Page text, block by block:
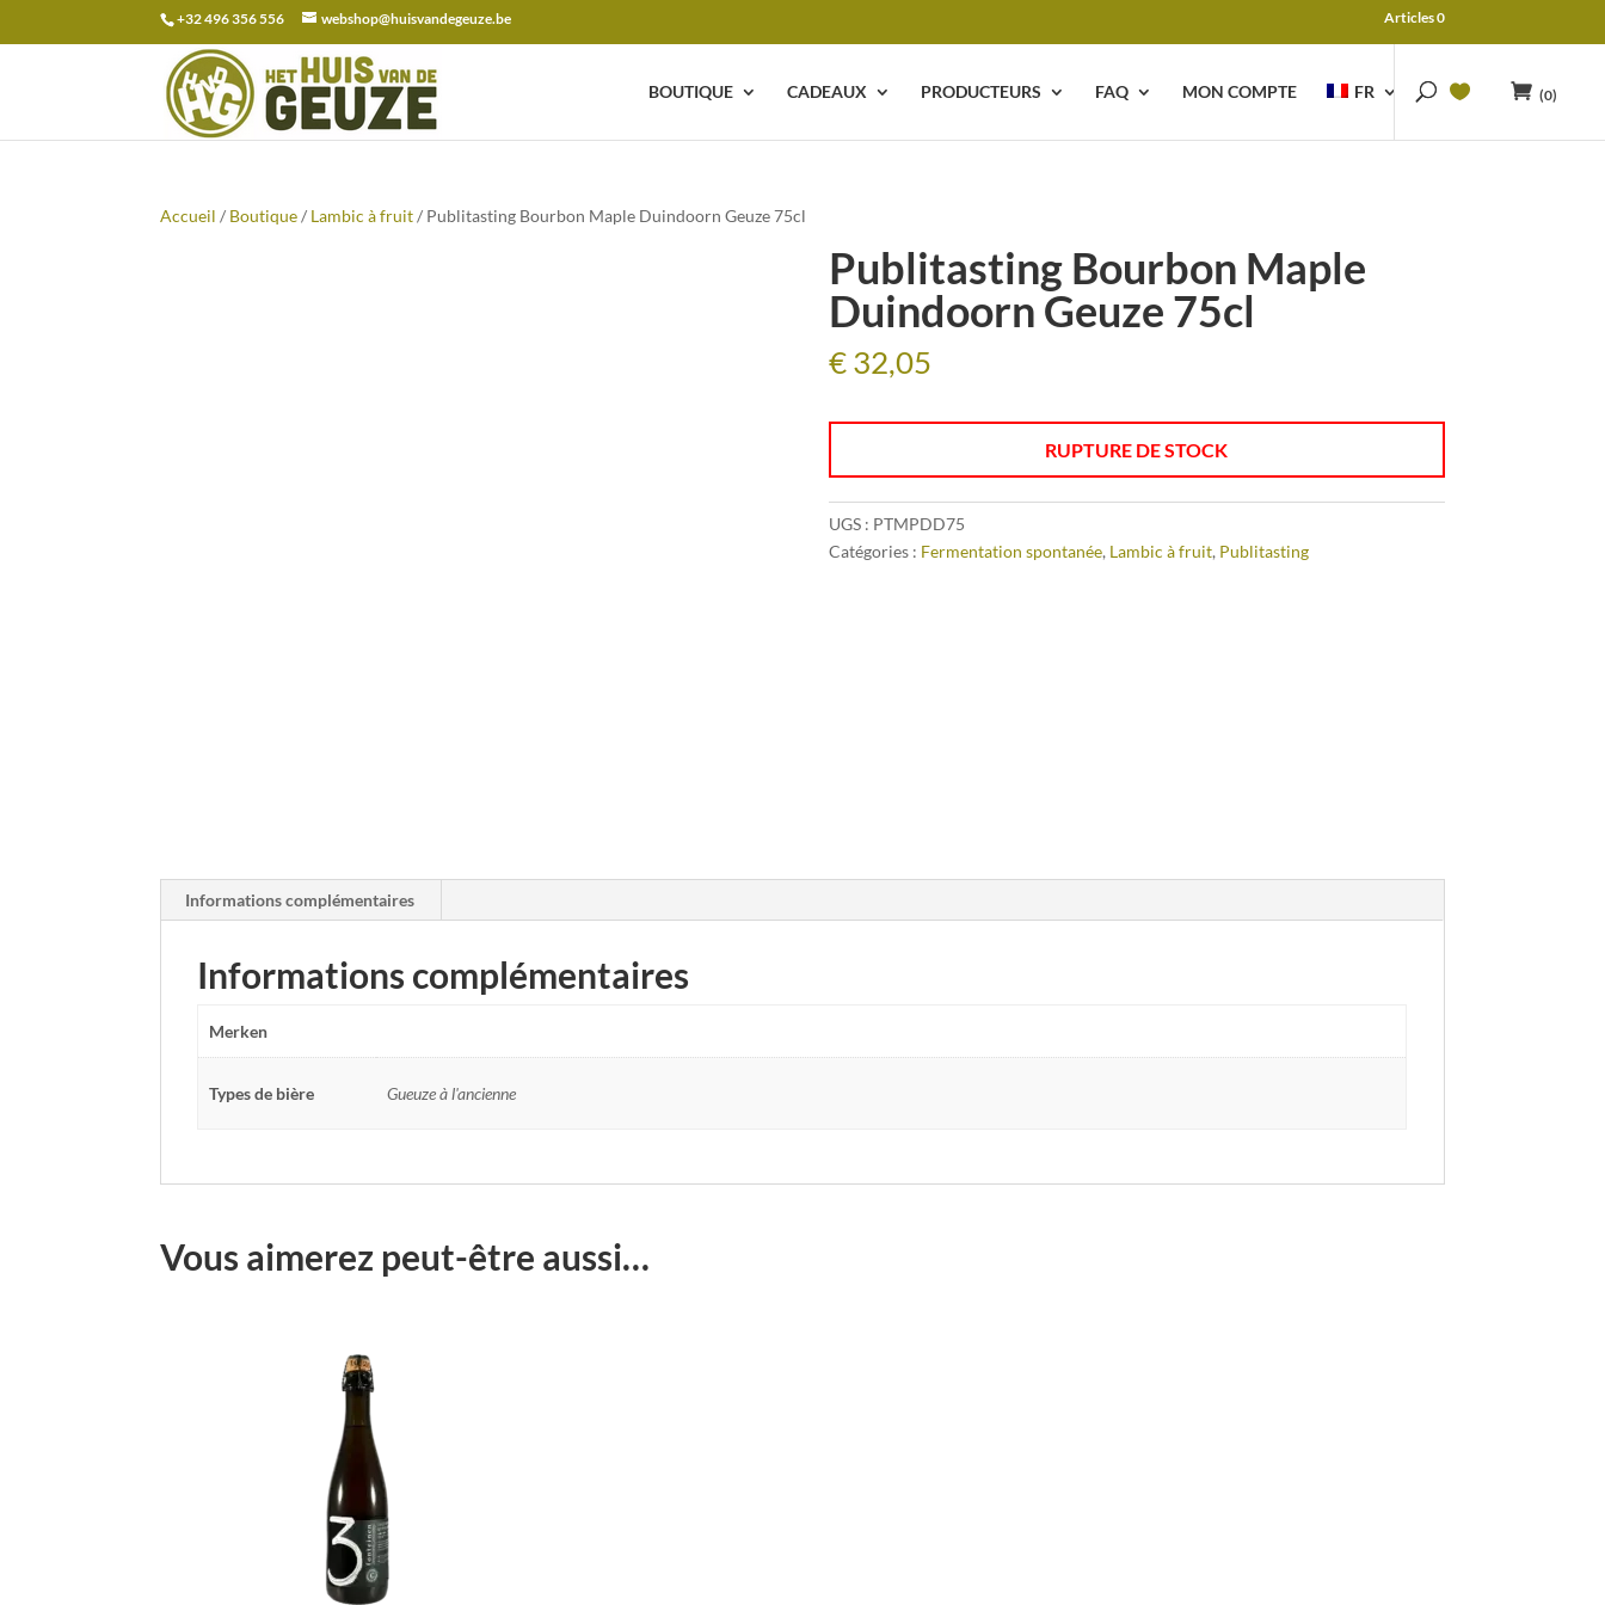
+32 496 356 556 webshop@huisvandegeuze.be Articles 0
BOUTIQUE CADEAUX PRODUCTEURS FAQ MON COMPTE FR (0)
Recherche
pour :
Accueil / Boutique/ Lambic à fruit/ Publitasting Bourbon Maple Duindoorn Geuze 75cl
Publitasting Bourbon Maple
Duindoorn Geuze 75cl
€32,05
RUPTURE DE STOCK
UGS : PTMPDD75
Catégories : Fermentation spontanée, Lambic à fruit, Publitasting
Informations complémentaires
Informations complémentaires
Merken
Types de bière Gueuze à l'ancienne
Vous aimerez peut-être aussi…